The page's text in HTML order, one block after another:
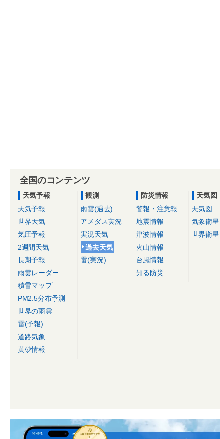
全国のコンテンツ
天気予報
天気予報
世界天気
気圧予報
2週間天気
長期予報
雨雲レーダー
積雪マップ
PM2.5分布予測
世界の雨雲
雷(予報)
道路気象
黄砂情報
観測
雨雲(過去)
アメダス実況
実況天気
過去天気
雷(実況)
防災情報
警報・注意報
地震情報
津波情報
火山情報
台風情報
知る防災
天気図
天気図
気象衛星
世界衛星